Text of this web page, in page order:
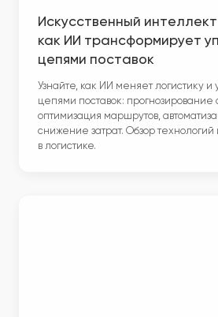
Искусственный интеллект
как ИИ трансформирует
цепями поставок
Узнайте, как ИИ меняет логистику
цепями поставок: прогнозирование
оптимизация маршрутов,
снижение затрат. Обзор
в логистике.